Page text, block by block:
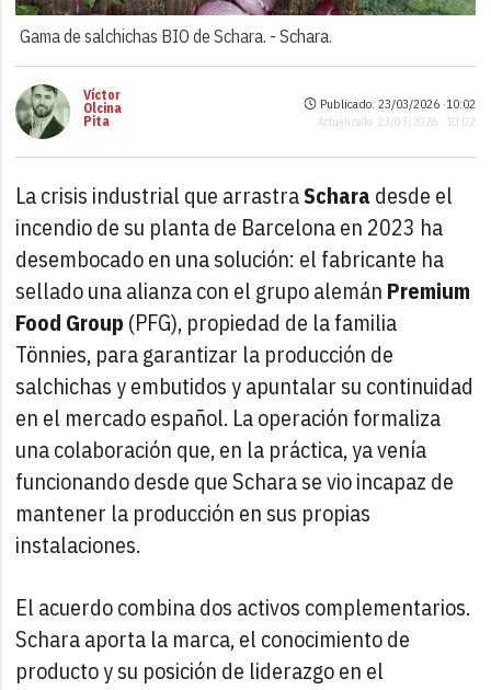
Gama de salchichas BIO de Schara. -Schara.
Víctor
Olcina
Pita
Publicado: 23/03/2026 ·10:02
Actualizado: 23/03/2026 · 10:02
La crisis industrial que arrastraSchara desde el
incendio de su planta de Barcelona en 2023 ha
desembocado en una solución: el fabricante ha
sellado una alianza con el grupo alemán Premium
Food Group (PFG), propiedad de la familia
Tönnies, para garantizar la producción de
salchichas y embutidos y apuntalar su continuidad
en el mercado español. La operación formaliza
una colaboración que, en la práctica, ya venía
funcionando desde que Schara se vio incapaz de
mantener la producción en sus propias
instalaciones.
El acuerdo combina dos activos complementarios.
Schara aporta la marca, el conocimiento de
producto y su posición de liderazgo en el